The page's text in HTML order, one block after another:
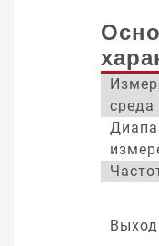
среда
Выход